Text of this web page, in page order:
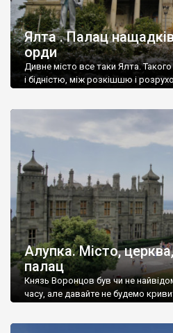
Ялта . Палац
орди
Дивне місто все таки Ялта.
і бідністю, між розкішшю і
Алупка. Місто,
палац
Князь Воронцов був чи не
часу, але давайте не будемо